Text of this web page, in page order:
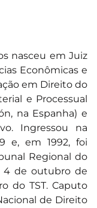
nasceu em Juiz
Econômicas e
em Direito do
e Processual
na Espanha) e
Ingressou na
e, em 1992, foi
Regional do
4 de outubro de
do TST. Caputo
de Direito